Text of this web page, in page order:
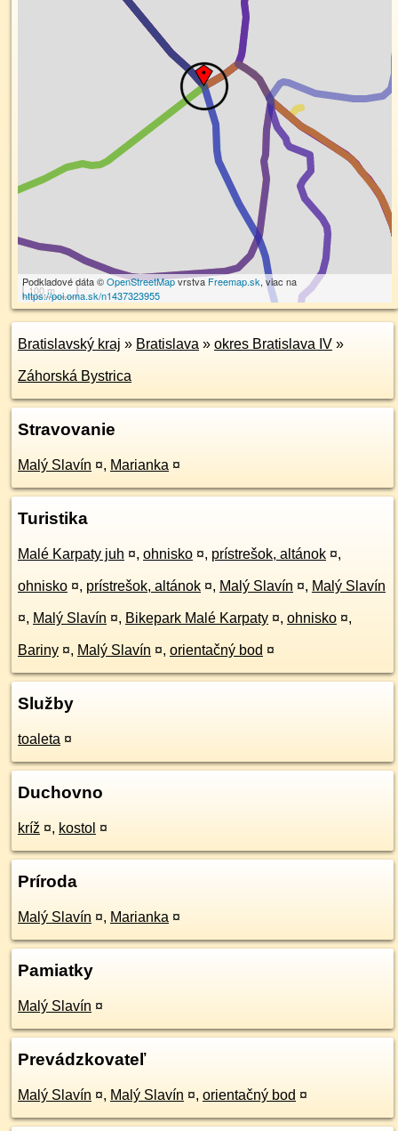
100 m
Podkladové dáta ©OpenStreetMapvrstvaFreemap.sk, viac na
https://poi.oma.sk/n1437323955
Bratislavský kraj » Bratislava » okres Bratislava IV »
Záhorská Bystrica
Stravovanie
Malý Slavín ¤, Marianka ¤
Turistika
Malé Karpaty juh ¤, ohnisko ¤, prístrešok, altánok ¤,
ohnisko ¤, prístrešok, altánok ¤, Malý Slavín ¤, Malý Slavín
¤, Malý Slavín ¤, Bikepark Malé Karpaty ¤, ohnisko ¤,
Bariny ¤, Malý Slavín ¤, orientačný bod ¤
Služby
toaleta ¤
Duchovno
kríž ¤, kostol ¤
Príroda
Malý Slavín ¤, Marianka ¤
Pamiatky
Malý Slavín ¤
Prevádzkovateľ
Malý Slavín ¤, Malý Slavín ¤, orientačný bod ¤